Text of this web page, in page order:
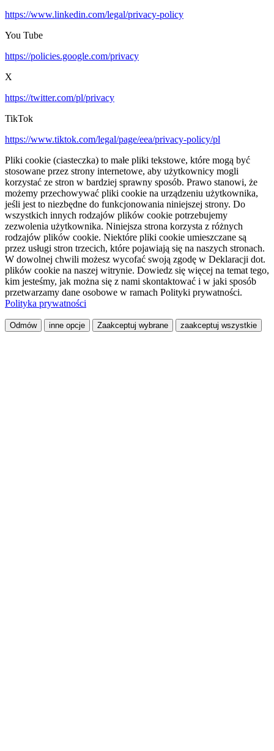
https://www.linkedin.com/legal/privacy-policy
You Tube
https://policies.google.com/privacy
X
https://twitter.com/pl/privacy
TikTok
https://www.tiktok.com/legal/page/eea/privacy-policy/pl
Pliki cookie (ciasteczka) to małe pliki tekstowe, które mogą być
stosowane przez strony internetowe, aby użytkownicy mogli
korzystać ze stron w bardziej sprawny sposób. Prawo stanowi, że
możemy przechowywać pliki cookie na urządzeniu użytkownika,
jeśli jest to niezbędne do funkcjonowania niniejszej strony. Do
wszystkich innych rodzajów plików cookie potrzebujemy
zezwolenia użytkownika. Niniejsza strona korzysta z różnych
rodzajów plików cookie. Niektóre pliki cookie umieszczane są
przez usługi stron trzecich, które pojawiają się na naszych stronach.
W dowolnej chwili możesz wycofać swoją zgodę w Deklaracji dot.
plików cookie na naszej witrynie. Dowiedz się więcej na temat tego,
kim jesteśmy, jak można się z nami skontaktować i w jaki sposób
przetwarzamy dane osobowe w ramach Polityki prywatności.
Polityka prywatności
Odmów inne opcje Zaakceptuj wybrane zaakceptuj wszystkie